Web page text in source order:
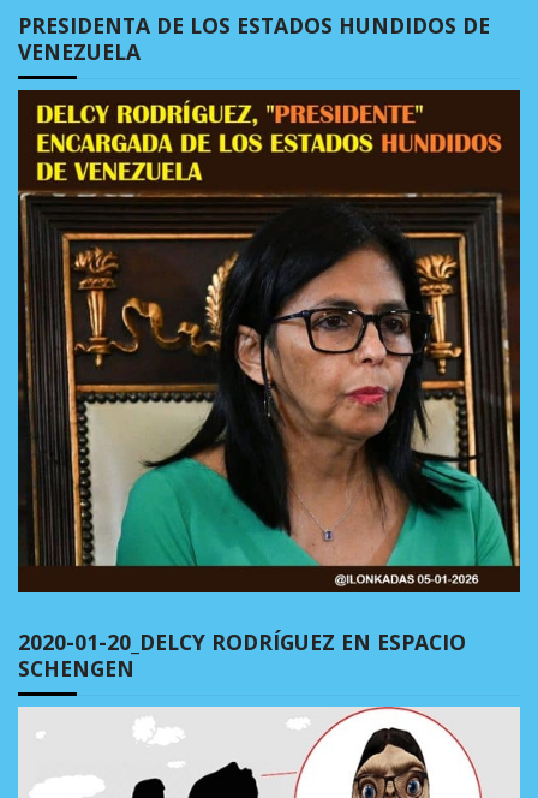
PRESIDENTA DE LOS ESTADOS HUNDIDOS DE
VENEZUELA
2020-01-20_DELCY RODRÍGUEZ EN ESPACIO
SCHENGEN